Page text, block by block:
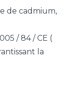
de cadmium,
/ 84 / CE (
la